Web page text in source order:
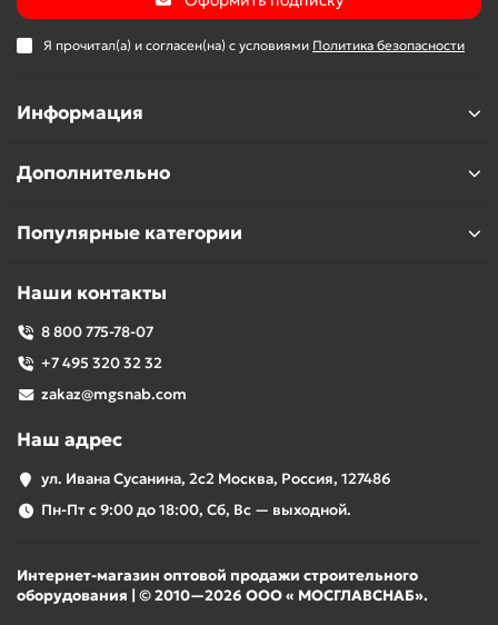
Я прочитал(а) и согласен(на) с условиями Политика безопасности
Информация
Дополнительно
Популярные категории
Наши контакты
8 800 775-78-07
+7 495 320 32 32
zakaz@mgsnab.com
Наш адрес
ул. Ивана Сусанина, 2с2 Москва, Россия, 127486
Пн-Пт с 9:00 до 18:00, Сб, Вс — выходной.
Интернет-магазин оптовой продажи строительного
оборудования | © 2010—2026 ООО « МОСГЛАВСНАБ».